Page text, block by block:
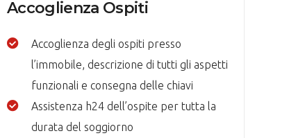
Accoglienza Ospiti
Accoglienza degli ospiti presso
l’immobile, descrizione di tutti gli aspetti
funzionali e consegna delle chiavi
Assistenza h24 dell’ospite per tutta la
durata del soggiorno